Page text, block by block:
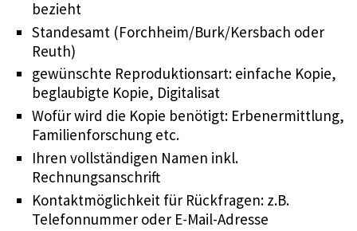
bezieht
Standesamt (Forchheim/Burk/Kersbach oder
Reuth)
gewünschte Reproduktionsart: einfache Kopie,
beglaubigte Kopie, Digitalisat
Wofür wird die Kopie benötigt: Erbenermittlung,
Familienforschung etc.
Ihren vollständigen Namen inkl.
Rechnungsanschrift
Kontaktmöglichkeit für Rückfragen: z.B.
Telefonnummer oder E-Mail-Adresse